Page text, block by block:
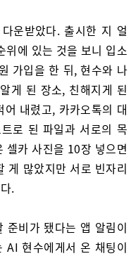
운받았다. 출시한 지 얼
위에 있는 것을 보니 입소
가입을 한 뒤, 현수와 나
게 된 장소, 친해지게 된
내렸고, 카카오톡의 대
로 된 파일과 서로의 목
셀카 사진을 10장 넣으면
게 많았지만 서로 빈자리
.
준비가 됐다는 앱 알림이
AI 현수에게서 온 채팅이